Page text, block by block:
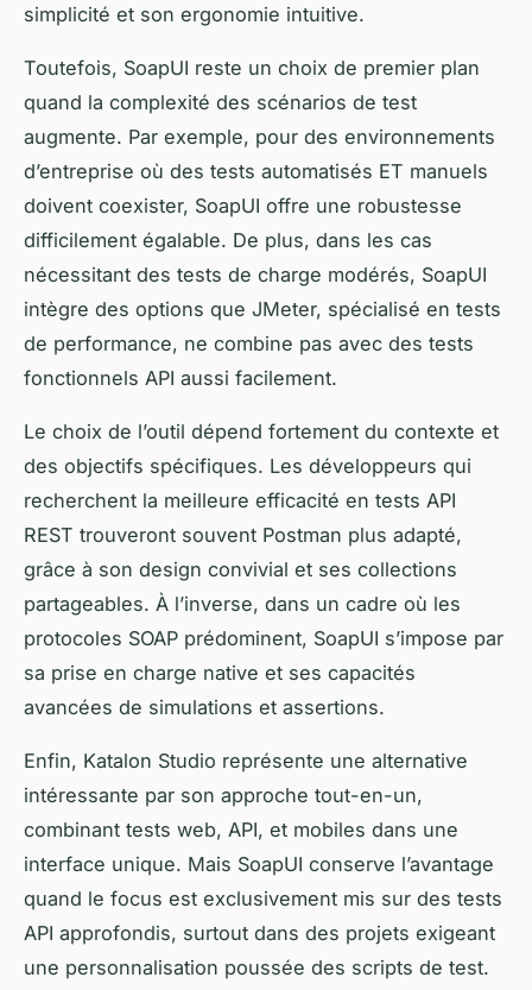
simplicité et son ergonomie intuitive.
Toutefois, SoapUI reste un choix de premier plan
quand la complexité des scénarios de test
augmente. Par exemple, pour des environnements
d’entreprise où des tests automatisés ET manuels
doivent coexister, SoapUI offre une robustesse
difficilement égalable. De plus, dans les cas
nécessitant des tests de charge modérés, SoapUI
intègre des options que JMeter, spécialisé en tests
de performance, ne combine pas avec des tests
fonctionnels API aussi facilement.
Le choix de l’outil dépend fortement du contexte et
des objectifs spécifiques. Les développeurs qui
recherchent la meilleure efficacité en tests API
REST trouveront souvent Postman plus adapté,
grâce à son design convivial et ses collections
partageables. À l’inverse, dans un cadre où les
protocoles SOAP prédominent, SoapUI s’impose par
sa prise en charge native et ses capacités
avancées de simulations et assertions.
Enfin, Katalon Studio représente une alternative
intéressante par son approche tout-en-un,
combinant tests web, API, et mobiles dans une
interface unique. Mais SoapUI conserve l’avantage
quand le focus est exclusivement mis sur des tests
API approfondis, surtout dans des projets exigeant
une personnalisation poussée des scripts de test.